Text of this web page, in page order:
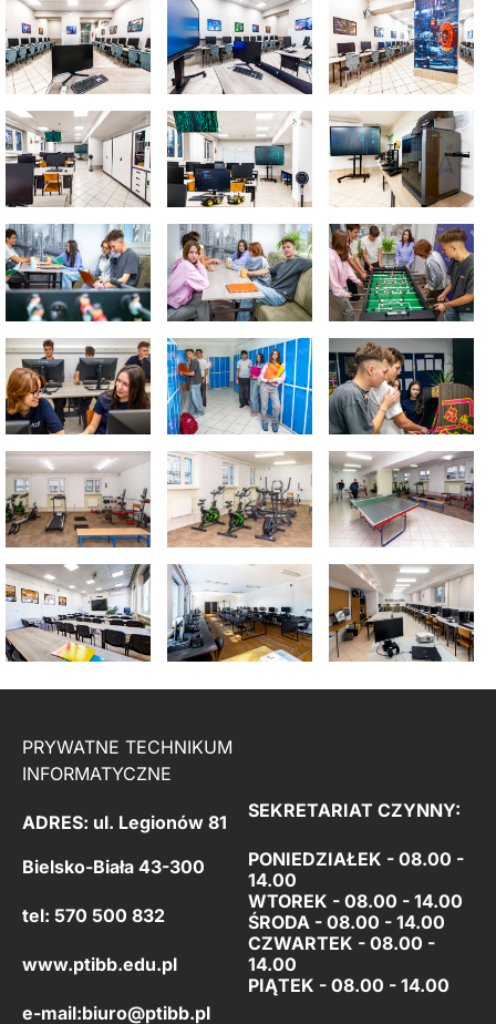
PRYWATNE TECHNIKUM
INFORMATYCZNE
ADRES: ul. Legionów 81
Bielsko-Biała 43-300
tel: 570 500 832
www.ptibb.edu.pl
e-mail:biuro@ptibb.pl
SEKRETARIAT CZYNNY:
PONIEDZIAŁEK - 08.00 -
14.00
WTOREK - 08.00 - 14.00
ŚRODA - 08.00 - 14.00
CZWARTEK - 08.00 -
14.00
PIĄTEK - 08.00 - 14.00